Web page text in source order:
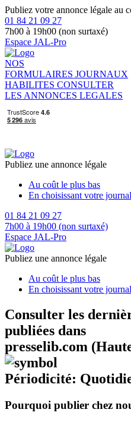
Publiez votre annonce légale au
01 84 21 09 27
7h00 à 19h00 (non surtaxé)
Espace JAL-Pro
NOS
FORMULAIRES JOURNAUX
HABILITES CONSULTER
LES ANNONCES LEGALES
Publiez une annonce légale
Au coût le plus bas
En choisissant votre journal
01 84 21 09 27
7h00 à 19h00 (non surtaxé)
Espace JAL-Pro
Publiez une annonce légale
Au coût le plus bas
En choisissant votre journal
Consulter les
publiées dans
presselib.com
Périodicité:
Pourquoi publier chez